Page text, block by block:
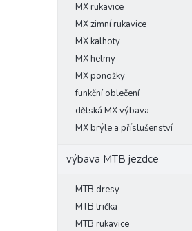
MX rukavice
MX zimní rukavice
MX kalhoty
MX helmy
MX ponožky
funkční oblečení
dětská MX výbava
MX brýle a příslušenství
výbava MTB jezdce
MTB dresy
MTB trička
MTB rukavice